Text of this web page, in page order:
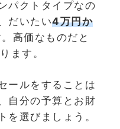
パクトタイプなの
だいたい4万円か
高価なものだと
ます。
ールをすることは
自分の予算とお財
を選びましょう。